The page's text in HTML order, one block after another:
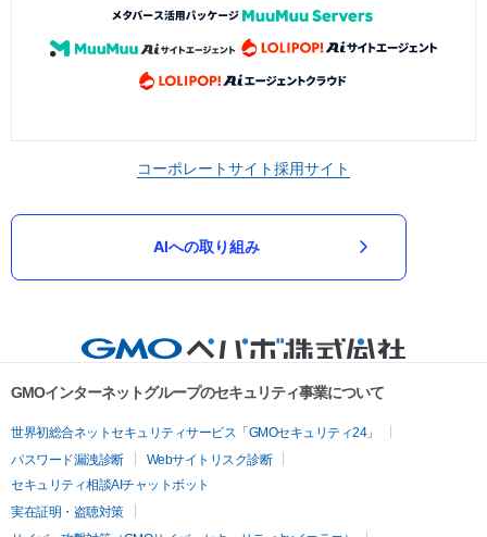
コーポレートサイト採用サイト
AIへの取り組み
GMOインターネットグループのセキュリティ事業について
世界初総合ネットセキュリティサービス「GMOセキュリティ24」
パスワード漏洩診断
Webサイトリスク診断
セキュリティ相談AIチャットボット
実在証明・盗聴対策